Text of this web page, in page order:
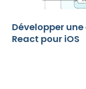
Développer
React pour iOS